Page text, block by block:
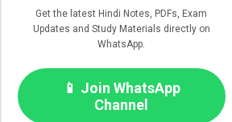
Get the latest Hindi Notes, PDFs, Exam
Updates and Study Materials directly on
WhatsApp.
📱 Join WhatsApp
Channel